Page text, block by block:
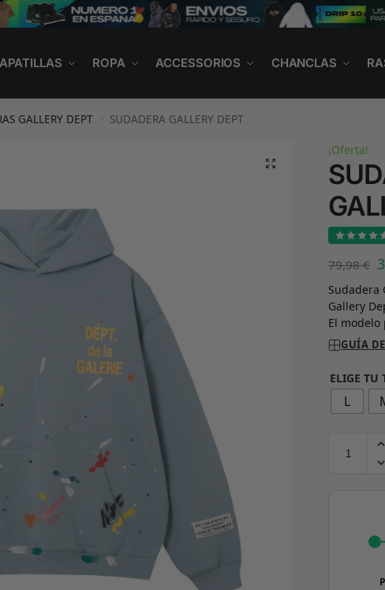
ROPA ACCESSORIOS CHANCLAS
GALLERY DEPT SUDADERA GALLERY DEPT
¡Oferta!
79,98€
Sudadera
Gallery
El modelo
GUÍA
ELIGE TU
L